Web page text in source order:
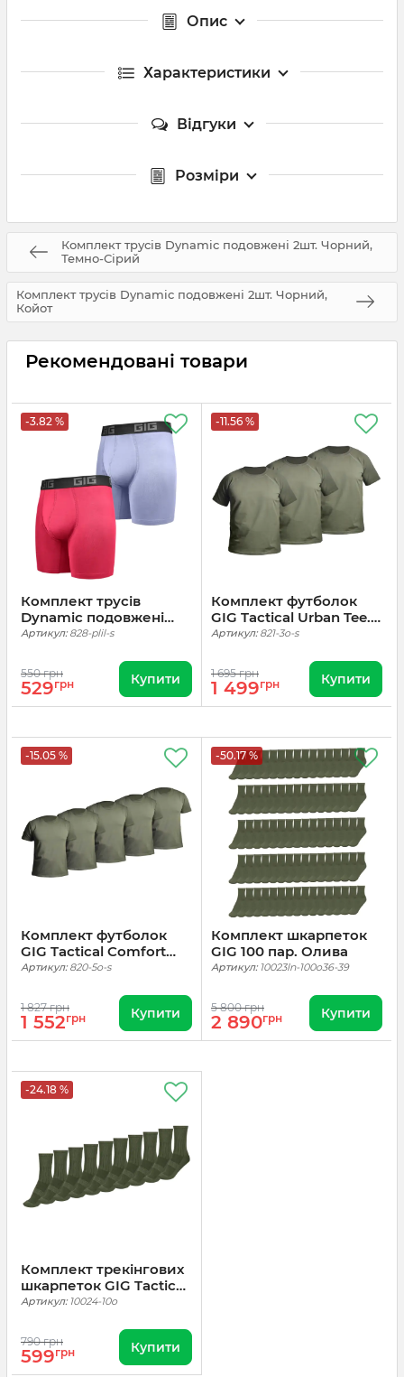
Опис
Характеристики
Відгуки
Розміри
Комплект трусів Dynamic подовжені 2шт. Чорний,
Темно-Сірий
Комплект трусів Dynamic подовжені 2шт. Чорний,
Койот
Рекомендовані товари
-3.82 %
Комплект трусів
Dynamic подовжені
2шт. Рожевий, Ліловий
Артикул:828-plil-s
550 грн
529грн Купити
-11.56 %
Комплект футболок
GIG Tactical Urban Tee.
Олива 3шт
Артикул:821-3o-s
1 695 грн
1 499грн Купити
-15.05 %
Комплект футболок
GIG Tactical Comfort
Tee. Олива 5шт
Артикул:820-5o-s
1 827 грн
1 552грн Купити
-50.17 %
Комплект шкарпеток
GIG 100 пар. Олива
Артикул: 10023ln-100o36-39
5 800 грн
2 890грн Купити
-24.18 %
Комплект трекінгових
шкарпеток GIG Tactical
socks Gen. 1. 10 пар
Артикул: 10024-10o
790 грн
599грн Купити